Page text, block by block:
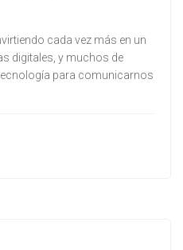
cada vez más en un
digitales, y muchos de
para comunicarnos